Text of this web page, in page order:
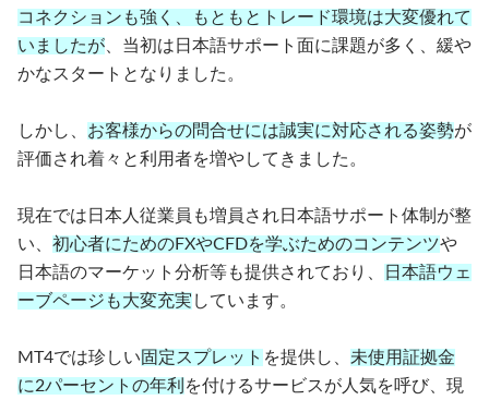
コネクションも強く、もともとトレード環境は大変優れて
いましたが、当初は日本語サポート面に課題が多く、緩や
かなスタートとなりました。
しかし、 お客様からの問合せには誠実に対応される姿勢が
評価され着々と利用者を増やしてきました。
現在では日本人従業員も増員され日本語サポート体制が整
い、 初心者にためのFXやCFDを学ぶためのコンテンツや
日本語のマーケット分析等も提供されており、
日本語ウェ
ーブページも大変充実 しています。
MT4では珍しい 固定スプレット を提供し、 未使用証拠金
に2パーセントの年利 を付けるサービスが人気を呼び、現